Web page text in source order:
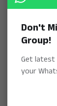
Don't
Group!
Get
your